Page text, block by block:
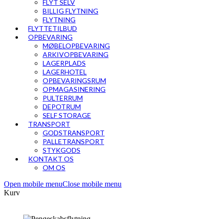
FLYT SELV
BILLIG FLYTNING
FLYTNING
FLYTTETILBUD
OPBEVARING
MØBELOPBEVARING
ARKIVOPBEVARING
LAGERPLADS
LAGERHOTEL
OPBEVARINGSRUM
OPMAGASINERING
PULTERRUM
DEPOTRUM
SELF STORAGE
TRANSPORT
GODSTRANSPORT
PALLETRANSPORT
STYKGODS
KONTAKT OS
OM OS
Open mobile menuClose mobile menu
Kurv